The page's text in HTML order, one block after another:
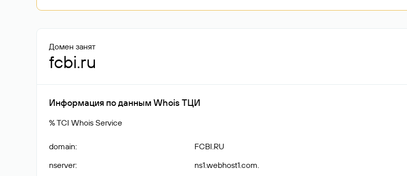
Домен занят
fcbi.ru
Информация по данным Whois ТЦИ
% TCI Whois Service
domain:
FCBI.RU
nserver:
ns1.webhost1.com.